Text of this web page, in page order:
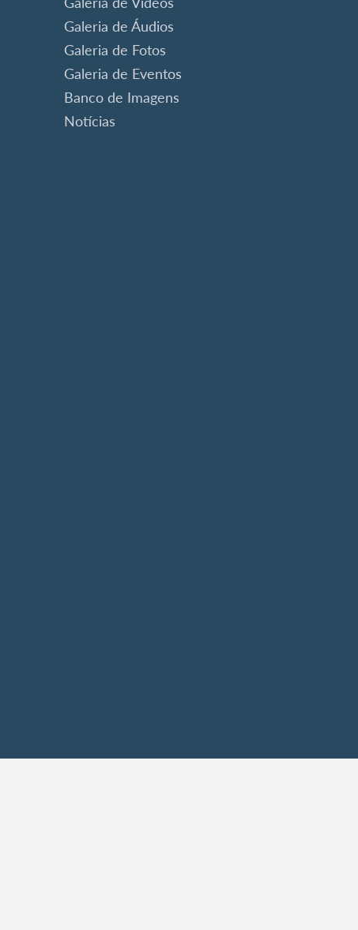
Galeria de Áudios
Galeria de Fotos
Galeria de Eventos
Banco de Imagens
Notícias